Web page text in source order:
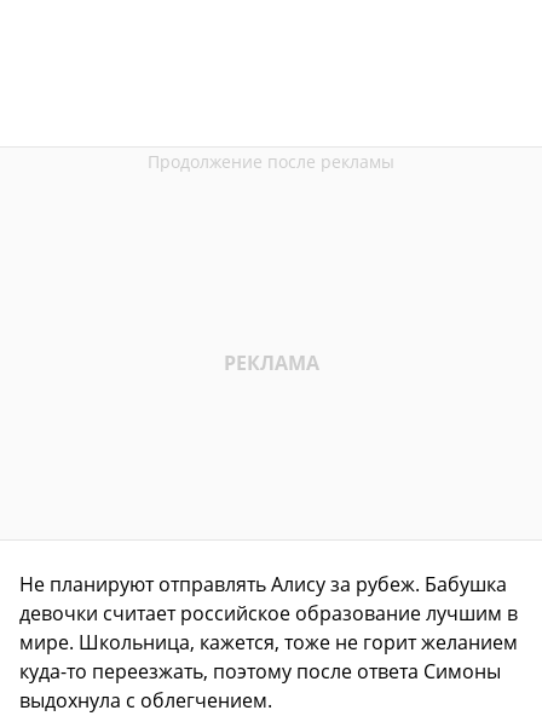
Не планируют отправлять Алису за рубеж. Бабушка
девочки считает российское образование лучшим в
мире. Школьница, кажется, тоже не горит желанием
куда-то переезжать, поэтому после ответа Симоны
выдохнула с облегчением.